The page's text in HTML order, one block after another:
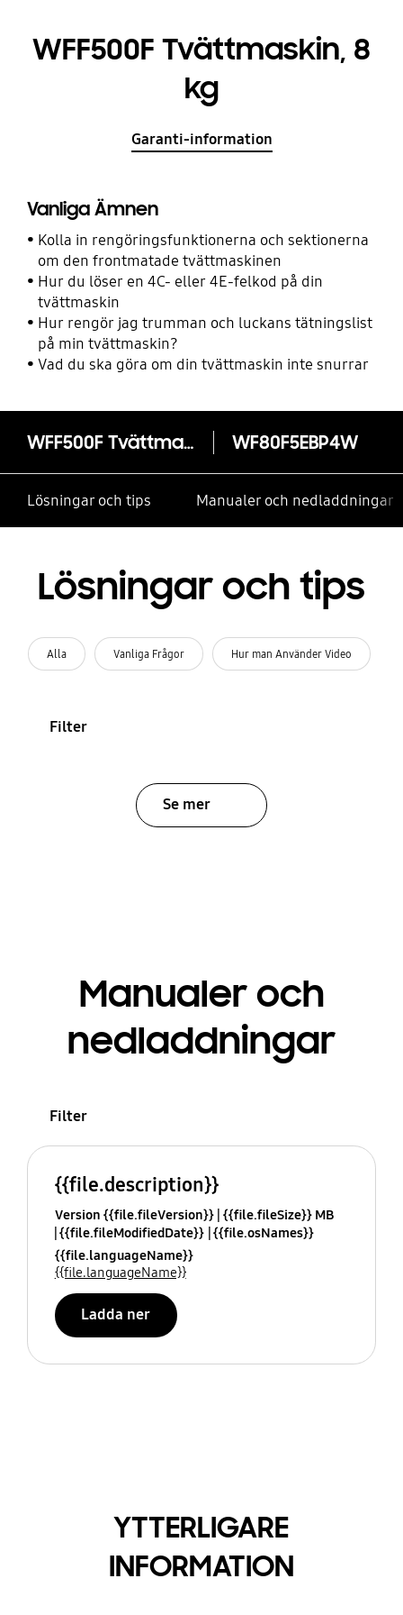
WFF500F Tvättmaskin, 8
kg
Garanti-information
Vanliga Ämnen
Kolla in rengöringsfunktionerna och sektionerna
om den frontmatade tvättmaskinen
Hur du löser en 4C- eller 4E-felkod på din
tvättmaskin
Hur rengör jag trumman och luckans tätningslist
på min tvättmaskin?
Vad du ska göra om din tvättmaskin inte snurrar
WFF500F Tvättmaskin, 8 kg WF80F5EBP4W
Lösningar och tips Manualer och nedladdningar
Lösningar och tips
Alla Vanliga Frågor Hur man Använder Video
Filter
Se mer
Manualer och
nedladdningar
Filter
{{file.description}}
Version {{file.fileVersion}} {{file.fileSize}} MB
{{file.fileModifiedDate}} {{file.osNames}}
{{file.languageName}}
{{file.languageName}}
Ladda ner
YTTERLIGARE
INFORMATION